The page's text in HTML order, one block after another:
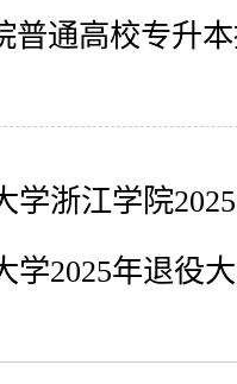
普通高校专升
学浙江学院
学2025年退役